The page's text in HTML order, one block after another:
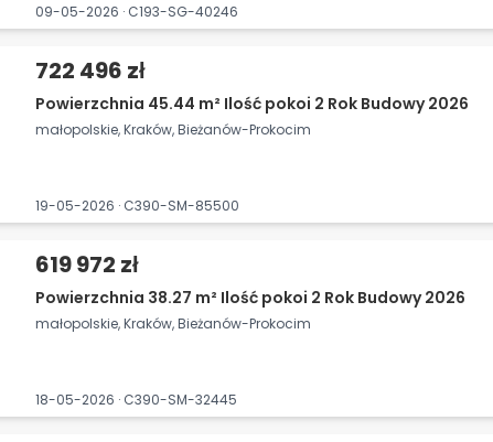
09-05-2026 · C193-SG-40246
722 496 zł
Powierzchnia 45.44 m² Ilość pokoi 2 Rok Budowy 2026
małopolskie, Kraków, Bieżanów-Prokocim
19-05-2026 · C390-SM-85500
619 972 zł
Powierzchnia 38.27 m² Ilość pokoi 2 Rok Budowy 2026
małopolskie, Kraków, Bieżanów-Prokocim
18-05-2026 · C390-SM-32445